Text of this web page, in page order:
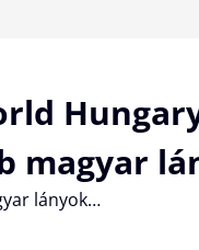
magyar
lányok…